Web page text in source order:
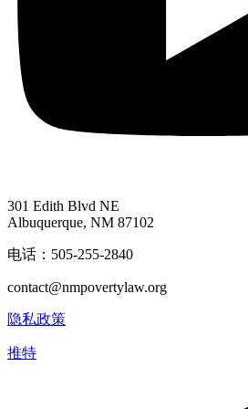
301 Edith Blvd NE
Albuquerque, NM 87102
电话：505-255-2840
contact@nmpovertylaw.org
隐私政策
推特